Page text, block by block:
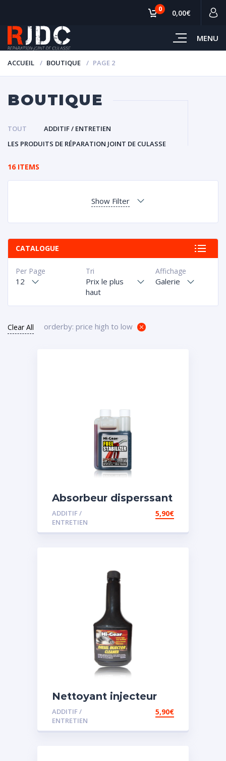
MENU
0 0,00€
ACCUEIL BOUTIQUE PAGE 2
BOUTIQUE
TOUT
ADDITIF / ENTRETIEN
LES PRODUITS DE RÉPARATION JOINT DE CULASSE
16 ITEMS
Show Filter
CATALOGUE
Affichage
Galerie
Tri
Prix le plus
haut
Per Page
12
Clear All orderby: price high to low
Absorbeur disperssant
d’eau pour carburant
ADDITIF /
ENTRETIEN
5,90€
Nettoyant injecteur
diesel
ADDITIF /
ENTRETIEN
5,90€